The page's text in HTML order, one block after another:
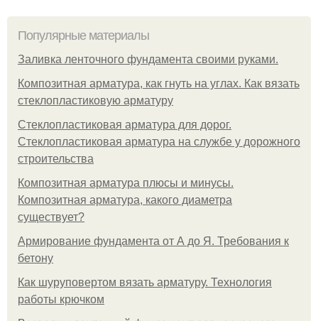
Популярные материалы
Заливка ленточного фундамента своими руками.
Композитная арматура, как гнуть на углах. Как вязать
стеклопластиковую арматуру
Стеклопластиковая арматура для дорог.
Стеклопластиковая арматура на службе у дорожного
строительства
Композитная арматура плюсы и минусы.
Композитная арматура, какого диаметра
существует?
Армирование фундамента от А до Я. Требования к
бетону
Как шуруповертом вязать арматуру. Технология
работы крючком